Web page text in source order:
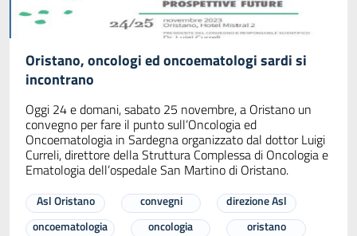
Oristano, oncologi ed oncoematologi sardi si
incontrano
Oggi 24 e domani, sabato 25 novembre, a Oristano un
convegno per fare il punto sull’Oncologia ed
Oncoematologia in Sardegna organizzato dal dottor Luigi
Curreli, direttore della Struttura Complessa di Oncologia e
Ematologia dell’ospedale San Martino di Oristano.
Asl Oristano convegni
direzione Asl
oncoematologia
oncologia oristano